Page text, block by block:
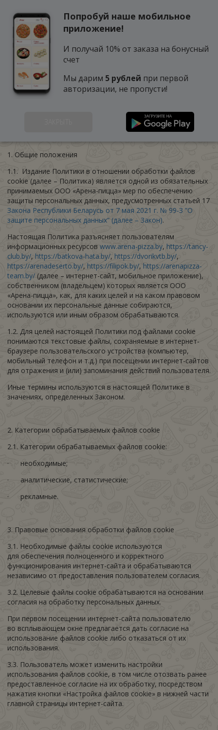
Политика в отношении
обработки файлов cookie
1. Общие положения
1.1. Издание Политики в отношении обработки файлов
cookie (далее – Политика) является одной из обязательных
принимаемых ООО «Арена-пицца» мер по обеспечению
защиты персональных данных, предусмотренных статьей 17
Закона Республики Беларусь от 7 мая 2021 г. № 99‑З ”О
защите персональных данных“ (далее – Закон).
Настоящая Политика разъясняет пользователям
информационных ресурсов www.arena-pizza.by, https://tancy-
club.by/, https://batkova-hata.by/, https://dvorikvtb.by/,
https://arenadeserto.by/, https://filipok.by/, https://arenapizza-
team.by/ (далее – интернет-сайт, мобильное приложение),
собственником (владельцем) которых является ООО
«Арена-пицца», как, для каких целей и на каком правовом
основании их персональные данные собираются,
используются или иным образом обрабатываются.
1.2. Для целей настоящей Политики под файлами cookie
понимаются текстовые файлы, сохраняемые в интернет-
браузере пользовательского устройства (компьютер,
мобильный телефон и т.д.) при посещении интернет-сайтов
для отражения и (или) запоминания действий пользователя.
Иные термины используются в настоящей Политике в
значениях, определенных Законом.
2. Категории обрабатываемых файлов cookie
2.1. Категории обрабатываемых файлов cookie:
· необходимые;
· аналитические, статистические;
· рекламные.
3. Правовые основания обработки файлов cookie
3.1. Необходимые файлы cookie используются
для обеспечения полноценного и корректного
функционирования интернет-сайта и обрабатываются
независимо от предоставления пользователем согласия.
3.2. Целевые файлы cookie обрабатываются на основании
согласия на обработку персональных данных.
При первом посещении интернет-сайта пользователю
во всплывающем окне предлагается дать согласие на
использование файлов cookie либо отказаться от их
использования.
3.3. Пользователь может изменить настройки
использования файлов cookie, в том числе отозвать ранее
предоставленное согласие на их обработку, посредством
нажатия кнопки «Настройка файлов cookie» в нижней части
главной страницы интернет-сайта.
Попробуй наше мобильное
приложение!
И получай 10% от заказа на бонусный
счет
Мы дарим 5 рублей при первой
авторизации, не пропусти!